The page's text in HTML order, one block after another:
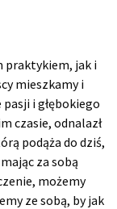
praktykiem, jak i
mieszkamy i
pasji i głębokiego
czasie, odnalazł
podąża do dziś,
za sobą
możemy
ze sobą, by jak